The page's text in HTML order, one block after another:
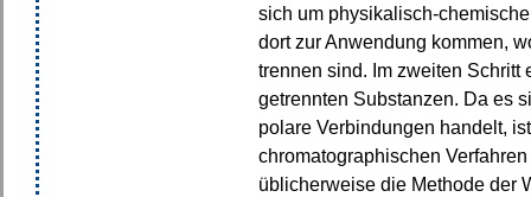
sich um physikalisch-
dort zur Anwendung kommen,
trennen sind. Im zweiten Schritt
getrennten Substanzen. Da es
polare Verbindungen handelt,
chromatographischen
üblicherweise die Methode der